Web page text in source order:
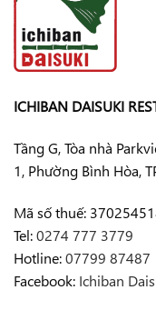
ICHIBAN DAISUKI
Tầng G, Tòa nhà
1, Phường Bình Hòa,
Mã số thuế:
Tel:0274 777 3779
Hotline:07799 87487
Facebook: Ichiban